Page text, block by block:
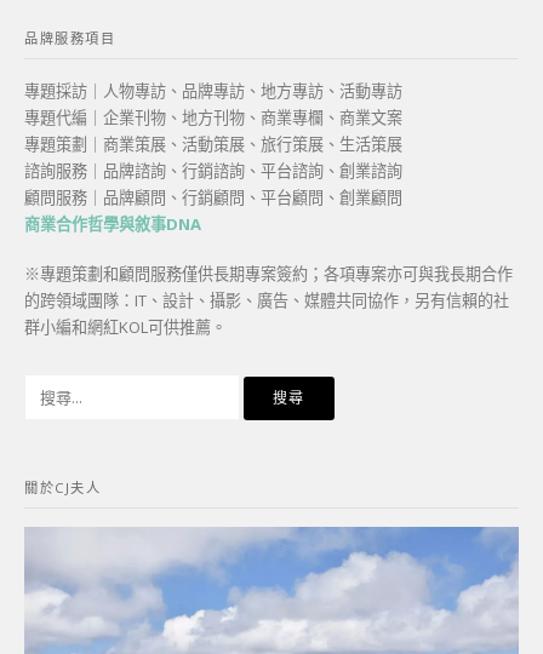
品牌服務項目
專題採訪｜人物專訪、品牌專訪、地方專訪、活動專訪
專題代編｜企業刊物、地方刊物、商業專欄、商業文案
專題策劃｜商業策展、活動策展、旅行策展、生活策展
諮詢服務｜品牌諮詢、行銷諮詢、平台諮詢、創業諮詢
顧問服務｜品牌顧問、行銷顧問、平台顧問、創業顧問
商業合作哲學與敘事DNA
※專題策劃和顧問服務僅供長期專案簽約；各項專案亦可與我長期合作
的跨領域團隊：IT、設計、攝影、廣告、媒體共同協作，另有信賴的社
群小編和網紅KOL可供推薦。
字:
關於CJ夫人